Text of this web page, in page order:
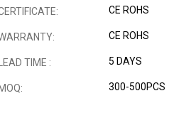
CE ROHS
CE ROHS
LEAD TIME : 5 DAYS
MOQ: 300-500PCS